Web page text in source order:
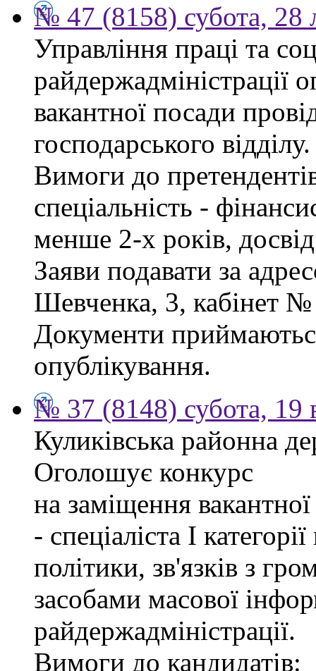
№ 47 (8158) субота, 28
Управління праці та
райдержадміністрації
вакантної посади
господарського відділу.
Вимоги до
спеціальність -
менше 2-х років,
Заяви подавати за
Шевченка, 3, кабінет
Документи
опублікування.
№ 37 (8148) субота, 19
Куликівська районна
Оголошує конкурс
на заміщення
- спеціаліста І
політики, зв'язків з
засобами масової
райдержадміністрації.
Вимоги до кандидатів: